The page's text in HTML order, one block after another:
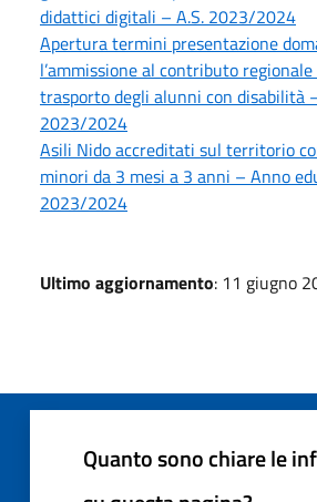
didattici digitali – A.S. 2023/2024
Apertura termini presentazione
l’ammissione al contributo
trasporto degli alunni con disabilità
2023/2024
Asili Nido accreditati sul territorio
minori da 3 mesi a 3 anni – Anno
2023/2024
Ultimo aggiornamento: 11 giugno
Quanto sono chiare le